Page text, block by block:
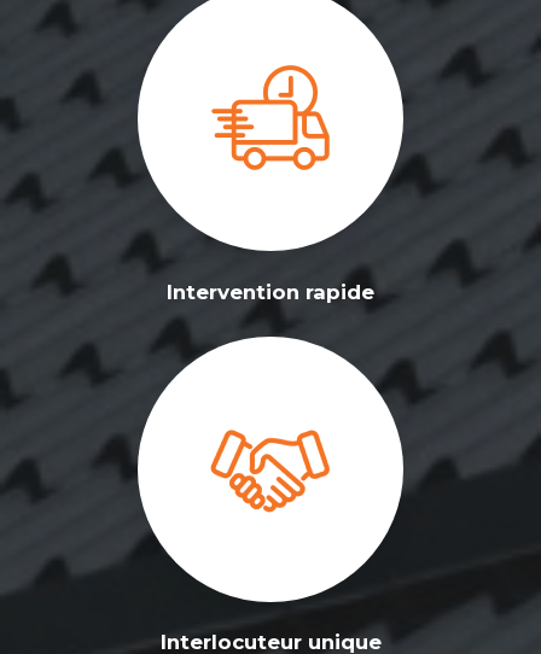
Intervention rapide
Interlocuteur unique